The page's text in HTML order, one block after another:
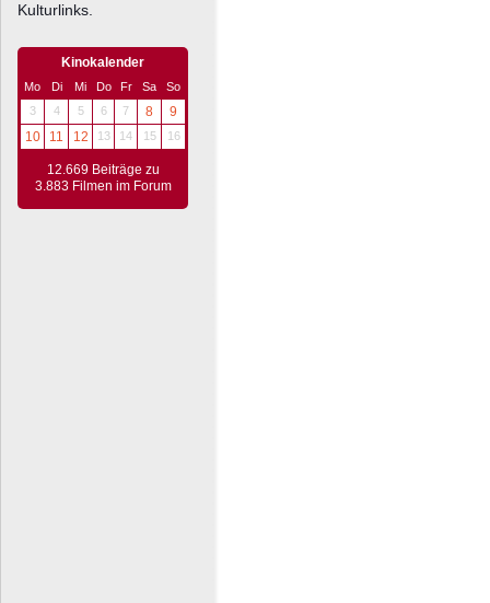
Kulturlinks.
Kinokalender
Mo Di Mi Do Fr Sa
So
3
4 5 6 7 8
9
10
11 12 13 14 15 16
12.669 Beiträge zu
3.883 Filmen im Forum